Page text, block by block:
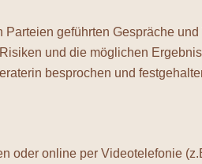
geführten Gespräche
und die möglichen
besprochen und
oder online per Videotelefonie